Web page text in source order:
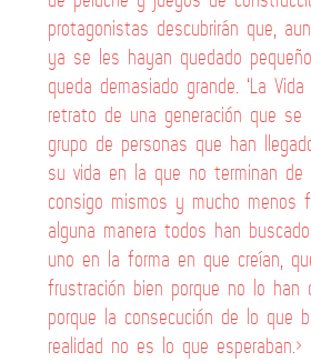
protagonistas descubrirán que,
ya se les hayan quedado
queda demasiado grande. ‘La
retrato de una generación que se
grupo de personas que han
su vida en la que no terminan
consigo mismos y mucho menos
alguna manera todos han
uno en la forma en que creían,
frustración bien porque no lo han
porque la consecución de lo que
realidad no es lo que esperaban.>